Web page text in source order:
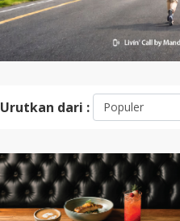
Urutkan dari :